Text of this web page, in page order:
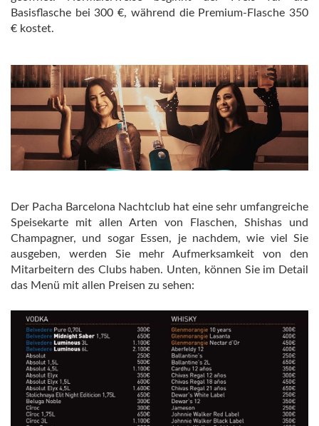
Basisflasche bei 300 €, während die Premium-Flasche 350
€ kostet.
Der Pacha Barcelona Nachtclub hat eine sehr umfangreiche
Speisekarte mit allen Arten von Flaschen, Shishas und
Champagner, und sogar Essen, je nachdem, wie viel Sie
ausgeben, werden Sie mehr Aufmerksamkeit von den
Mitarbeitern des Clubs haben. Unten, können Sie im Detail
das Menü mit allen Preisen zu sehen: